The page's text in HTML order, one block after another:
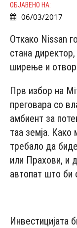
ОБЈАВЕНО НА:
06/03/2017
Откако Nissan
стана
ширење и
Прв избор на
преговара со
амбиент за
таа земја.
требало да
или Прахови, и
автопат што би
Инвестицијата